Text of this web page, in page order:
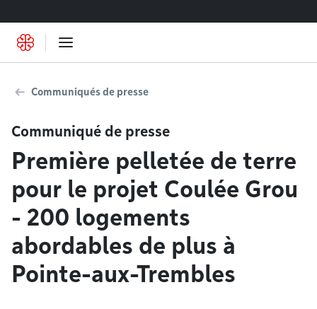
Communiqués de presse
Communiqué de presse
Première pelletée de terre
pour le projet Coulée Grou
- 200 logements
abordables de plus à
Pointe-aux-Trembles